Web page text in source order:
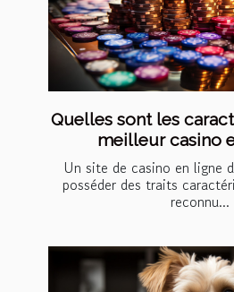
Quelles sont les
meilleur casino
Un site de casino en ligne
posséder des traits
reconnu...